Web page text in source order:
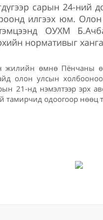
сарын 24-ний
илгээх юм.
ОУХМ
нормативыг
жилийн өмнө Пёнчаны
олон улсын
21-нд нэмэлтээр эрх
тамирчид одоогоор нөөц